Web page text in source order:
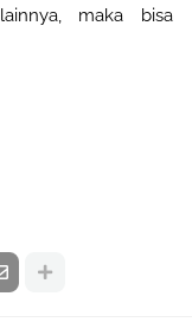
maka bisa